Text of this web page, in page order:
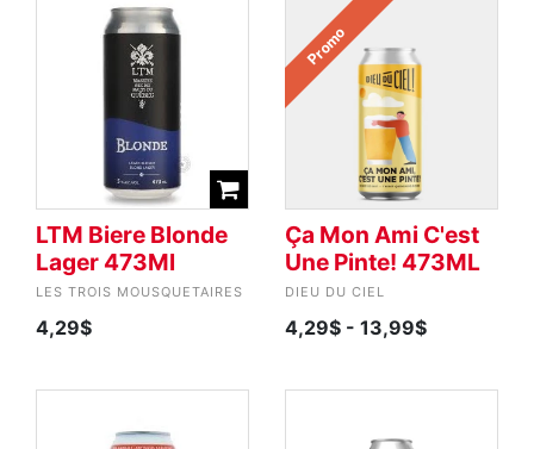
LTM Biere Blonde
Lager 473Ml
LES TROIS MOUSQUETAIRES
4,29$
Promo
Ça Mon Ami C'est
Une Pinte! 473ML
DIEU DU CIEL
4,29$ - 13,99$